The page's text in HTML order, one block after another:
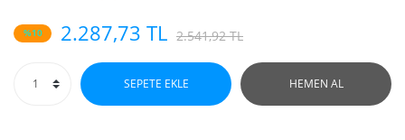
%10 2.287,73 TL 2.541,92 TL
SEPETE EKLE HEMEN AL